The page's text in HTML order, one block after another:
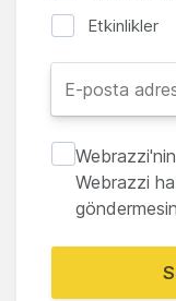
Etkinlikler
Webrazzi